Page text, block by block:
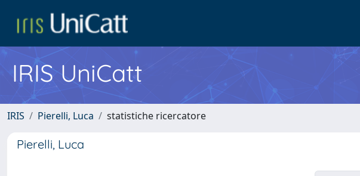
IRIS UniCatt
IRIS Pierelli, Luca statistiche ricercatore
Pierelli, Luca